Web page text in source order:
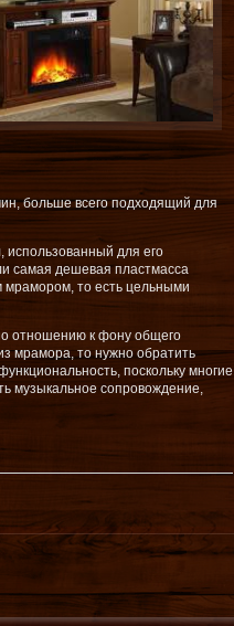
больше всего подходящий для
для его
самая дешевая пластмасса
то есть цельными
отношению к фону общего
мрамора, то нужно обратить
поскольку многие
музыкальное сопровождение,